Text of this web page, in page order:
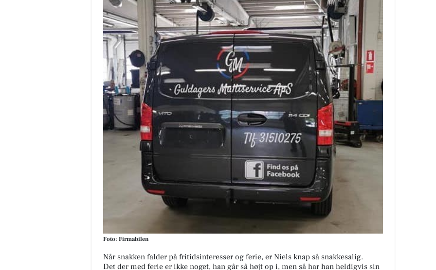
Foto: Firmabilen
Når snakken falder på fritidsinteresser og ferie, er Niels knap så snakkesalig.
Det der med ferie er ikke noget, han går så højt op i, men så har han heldigvis sin